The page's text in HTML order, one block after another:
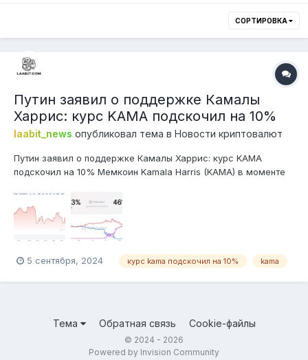
СОРТИРОВКА
Путин заявил о поддержке Камалы
Харрис: курс KAMA подскочил на 10%
laabit_news опубликовал тема в Новости криптовалют
Путин заявил о поддержке Камалы Харрис: курс KAMA
подскочил на 10% Мемкоин Kamala Harris (KAMA) в моменте
секторе PolitiFi. Скачку стоимости поспособствовал
Владимир Путин, который заявил о поддержке Камалы
Харрис на президентских выборах в...
5 сентября, 2024 курс kama подскочил на 10% kama
Тема Обратная связь Cookie-файлы
© 2024 - 2026
Powered by Invision Community